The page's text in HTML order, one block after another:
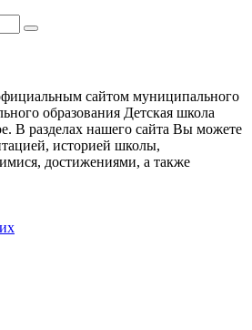
сайтом муниципального
образования Детская школа
В разделах нашего сайта Вы можете
историей школы,
достижениями, а также